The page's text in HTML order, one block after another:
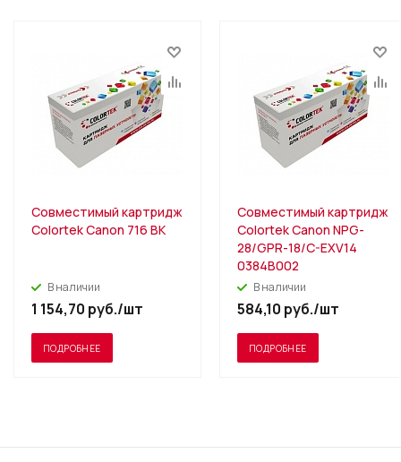
Совместимый картридж
Colortek Canon 716 BK
В наличии
1 154,70 руб./шт
ПОДРОБНЕЕ
Совместимый картридж
Colortek Canon NPG-
28/GPR-18/C-EXV14
0384B002
В наличии
584,10 руб./шт
ПОДРОБНЕЕ